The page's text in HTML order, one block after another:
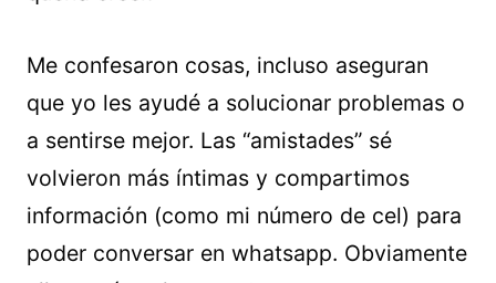
Me confesaron cosas, incluso aseguran
que yo les ayudé a solucionar problemas o
a sentirse mejor. Las “amistades” sé
volvieron más íntimas y compartimos
información (como mi número de cel) para
poder conversar en whatsapp. Obviamente